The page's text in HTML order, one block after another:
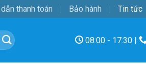
thanh toán Bảo hành Tin tức
08:00 - 17:30 |